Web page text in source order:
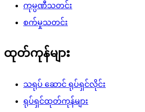
ကုမ္ပဏီသတင်း
စက်မှုသတင်း
ထုတ်ကုန်များ
သရုပ် ဆောင် ရုပ်ရှင်လိုင်း
ရုပ်ရှင်ထုတ်ကုန်များ